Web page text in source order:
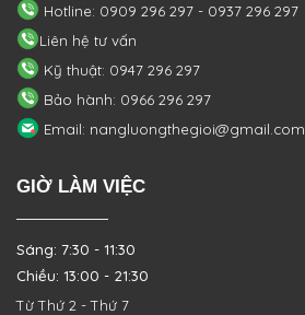
Hotline: 0909 296 297 - 0937 296 297
Liên hệ tư vấn
Kỹ thuật: 0947 296 297
Bảo hành: 0966 296 297
Email: nangluongthegioi@gmail.com
GIỜ LÀM VIỆC
Sáng: 7:30 - 11:30
Chiều: 13:00 - 21:30
Từ Thứ 2 - Thứ 7